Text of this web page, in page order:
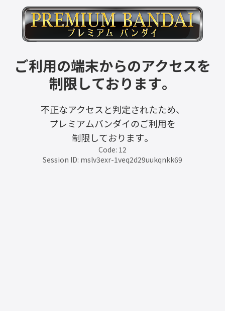
ご利用の端末からのアクセスを
制限しております。
不正なアクセスと判定されたため、
プレミアムバンダイのご利用を
制限しております。
Code: 12
Session ID: mslv3exr-1veq2d29uukqnkk69